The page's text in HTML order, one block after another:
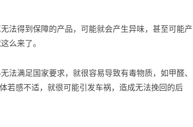
法得到保障的产品，可能就会产生异味，甚至可能产
么来了。
法满足国家要求，就很容易导致有毒物质，如甲醛、
若感不适，就很可能引发车祸，造成无法挽回的后